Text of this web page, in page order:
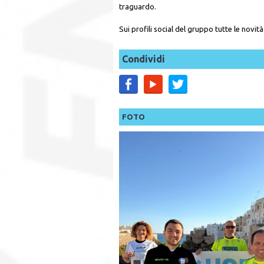
traguardo.
Sui profili social del gruppo tutte le
Condividi
FOTO